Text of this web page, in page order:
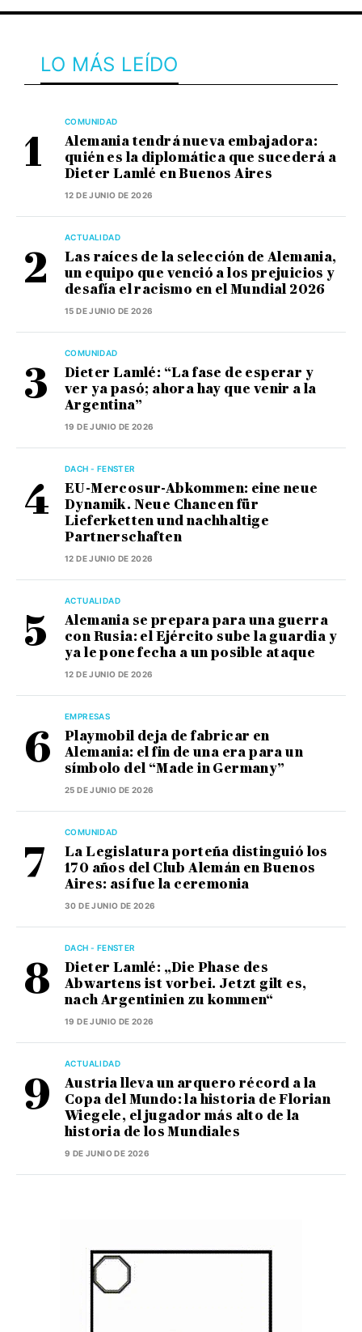
LO MÁS LEÍDO
COMUNIDAD
Alemania tendrá nueva embajadora:
quién es la diplomática que sucederá a
Dieter Lamlé en Buenos Aires
12 DE JUNIO DE 2026
ACTUALIDAD
Las raíces de la selección de Alemania,
un equipo que venció a los prejuicios y
desafía el racismo en el Mundial 2026
15 DE JUNIO DE 2026
COMUNIDAD
Dieter Lamlé: “La fase de esperar y
ver ya pasó; ahora hay que venir a la
Argentina”
19 DE JUNIO DE 2026
DACH - FENSTER
EU-Mercosur-Abkommen: eine neue
Dynamik. Neue Chancen für
Lieferketten und nachhaltige
Partnerschaften
12 DE JUNIO DE 2026
ACTUALIDAD
Alemania se prepara para una guerra
con Rusia: el Ejército sube la guardia y
ya le pone fecha a un posible ataque
12 DE JUNIO DE 2026
EMPRESAS
Playmobil deja de fabricar en
Alemania: el fin de una era para un
símbolo del “Made in Germany”
25 DE JUNIO DE 2026
COMUNIDAD
La Legislatura porteña distinguió los
170 años del Club Alemán en Buenos
Aires: así fue la ceremonia
30 DE JUNIO DE 2026
DACH - FENSTER
Dieter Lamlé: „Die Phase des
Abwartens ist vorbei. Jetzt gilt es,
nach Argentinien zu kommen“
19 DE JUNIO DE 2026
ACTUALIDAD
Austria lleva un arquero récord a la
Copa del Mundo: la historia de Florian
Wiegele, el jugador más alto de la
historia de los Mundiales
9 DE JUNIO DE 2026